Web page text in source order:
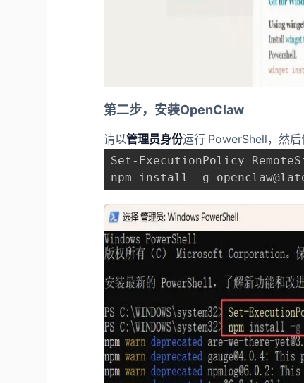
第二步，安装OpenClaw
请以管理员身份运行 PowerShell，然后
npm install -g